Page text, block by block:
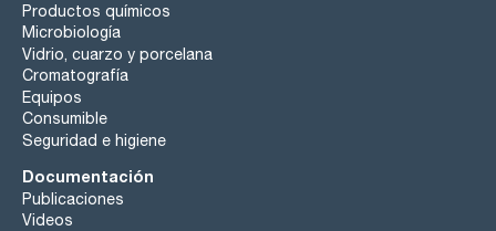
Productos químicos
Microbiología
Vidrio, cuarzo y porcelana
Cromatografía
Equipos
Consumible
Seguridad e higiene
Documentación
Publicaciones
Videos